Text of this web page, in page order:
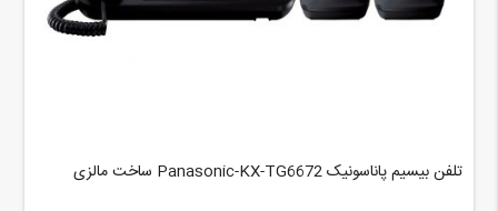
تلفن بیسیم پاناسونیک Panasonic-KX-TG6672 ساخت مالزی